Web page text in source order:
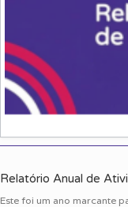
Relatório Anual de
Este foi um ano marcante